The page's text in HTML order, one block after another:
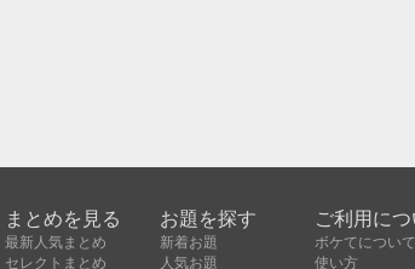
まとめを見る
最新人気まとめ
セレクトまとめ
お題を探す
新着お題
人気お題
ご利用につ
ボケてについて
使い方